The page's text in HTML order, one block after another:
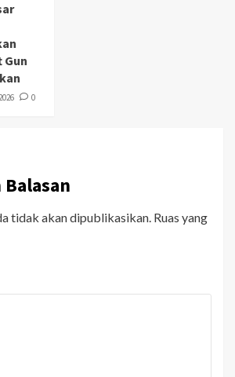
Gun
0
tidak akan dipublikasikan. Ruas yang